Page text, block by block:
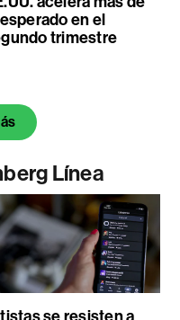
en el
trimestre
Línea